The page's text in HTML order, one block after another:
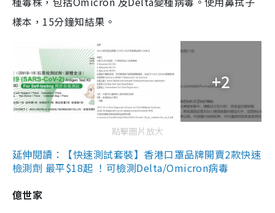
樣本，15分鐘知結果。
+2
點擊圖片放大
延伸閱讀：【快速測試套裝】香港口罩品牌開賣2款快速
檢測劑 最平$18起 ！可檢測Delta/Omicron病毒
億世家